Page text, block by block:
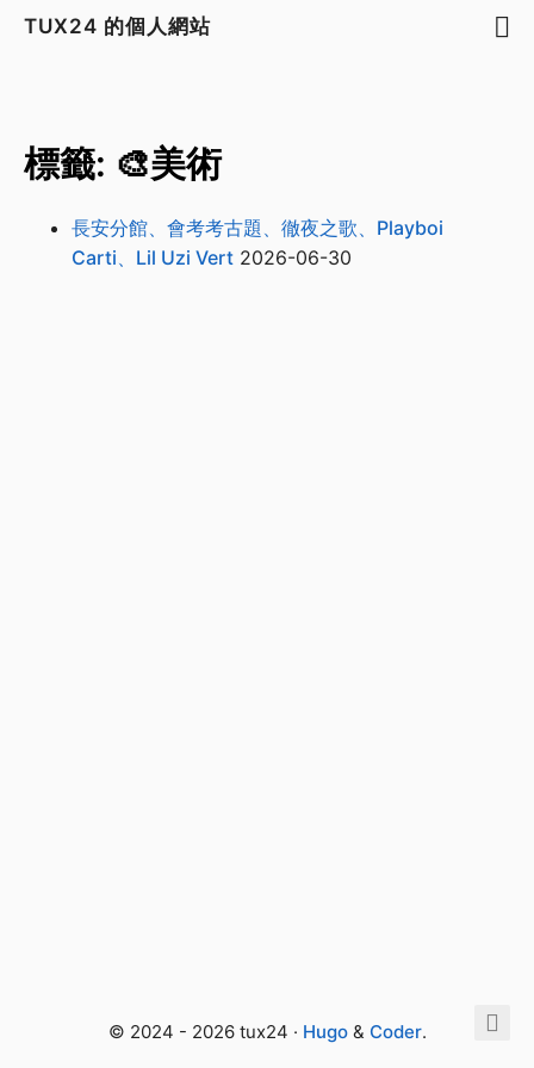
TUX24 的個人網站
標籤: 🎨美術
長安分館、會考考古題、徹夜之歌、Playboi
Carti、Lil Uzi Vert 2026-06-30
© 2024 - 2026 tux24 · Hugo& Coder.